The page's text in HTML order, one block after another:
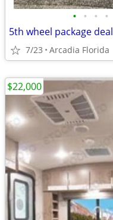
• • • •
5th wheel package deal
7/23 Arcadia Florida
$22,000